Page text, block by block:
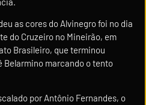
as cores do Alvinegro foi no dia
do Cruzeiro no Mineirão, em
Brasileiro, que terminou
Belarmino marcando o tento
por Antônio Fernandes, o